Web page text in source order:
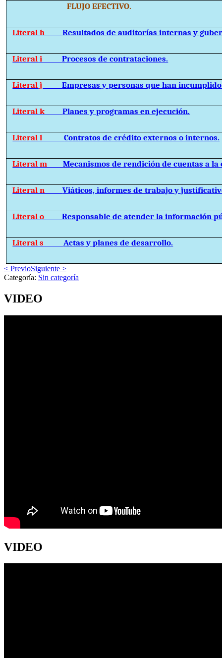
FLUJO EFECTIVO.
Literal hResultados de auditorías internas y
Literal iProcesos de contrataciones.
Literal jEmpresas y personas que han
Literal kPlanes y programas en ejecución.
Literal lContratos de crédito externos o internos.
Literal mMecanismos de rendición de cuentas a la
Literal nViáticos, informes de trabajo y
Literal oResponsable de atender la información
Literal s Actas y planes de desarrollo.
< PrevioSiguiente >
Categoría: Sin categoría
VIDEO
VIDEO